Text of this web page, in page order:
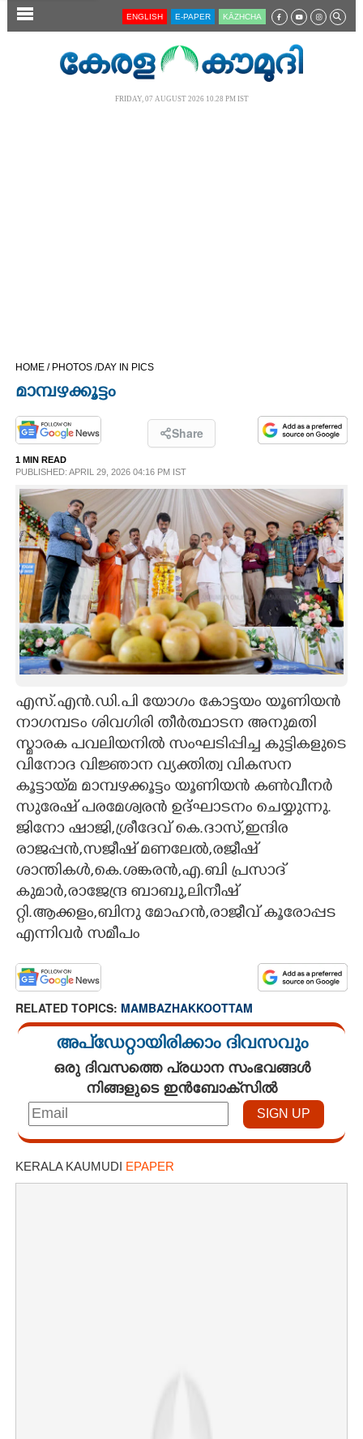
SECTIONS
OPINION
PHOTOS
LIFESTYLE
SPIRITUAL
INFO+
ART
ASTRO
CARTOONS
LITERATURE
ZOOM
CONTACT US
ENGLISH E-PAPER KĀZHCHA
FRIDAY, 07 AUGUST 2026 10.28 PM IST
HOME / PHOTOS /DAY IN PICS
മാമ്പഴക്കൂട്ടം
Share
1 MIN READ
PUBLISHED: APRIL 29, 2026 04:16 PM IST
എസ്.എൻ.ഡി.പി യോഗം കോട്ടയം യൂണിയൻ
നാഗമ്പടം ശിവഗിരി തീർത്ഥാടന അനുമതി
സ്മാരക പവലിയനിൽ സംഘടിപ്പിച്ച കുട്ടികളുടെ
വിനോദ വിജ്ഞാന വ്യക്തിത്വ വികസന
കൂട്ടായ്മ മാമ്പഴക്കൂട്ടം യൂണിയൻ കൺവീനർ
സുരേഷ് പരമേശ്വരൻ ഉദ്ഘാടനം ചെയ്യുന്നു.
ജിനോ ഷാജി,ശ്രീദേവ് കെ.ദാസ്,ഇന്ദിര
രാജപ്പൻ,സജീഷ് മണലേൽ,രജീഷ്
ശാന്തികൾ,കെ.ശങ്കരൻ,എ.ബി പ്രസാദ്
കുമാർ,രാജേന്ദ്ര ബാബു,ലിനീഷ്
റ്റി.ആക്കളം,ബിനു മോഹൻ,രാജീവ് കൂരോപ്പട
എന്നിവർ സമീപം
RELATED TOPICS: MAMBAZHAKKOOTTAM
അപ്ഡേറ്റായിരിക്കാം ദിവസവും
ഒരു ദിവസത്തെ പ്രധാന സംഭവങ്ങൾ
നിങ്ങളുടെ ഇൻബോക്സിൽ
KERALA KAUMUDI EPAPER